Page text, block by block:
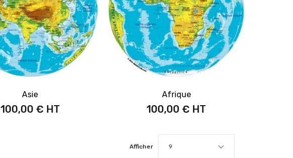
Asie
100,00 €
Afrique
100,00 €
Afficher 9